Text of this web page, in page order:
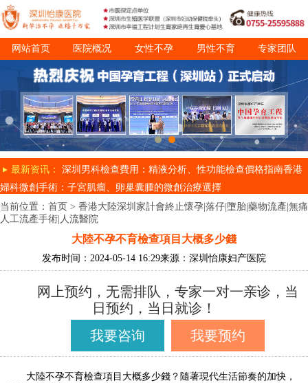
网站首页 医院概况 女性不孕 男性不育 专家团队
诊疗项目 就医指南
最新资讯： 深圳男科檢查費用：精液分析、性功能檢查價格指南香港
婦科微創手術：子宮肌瘤、卵巢囊腫的微創治療選擇
当前位置： 首页 > 香港大陸深圳家計會終止懷孕|落仔|墮胎|藥物流產|無痛
人工流產手術|人流醫院
大陸不孕不育檢查項目大概多少錢
发布时间：2024-05-14 16:29来源：深圳怡康妇产医院
网上预约，无需排队，专家一对一亲诊，当
日预约，当日就诊！
我要咨询
我要预约
大陸不孕不育檢查項目大概多少錢？隨著現代生活節奏的加快，